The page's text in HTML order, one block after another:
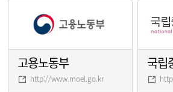
고용노동부
http://www.moel.go.kr
국립